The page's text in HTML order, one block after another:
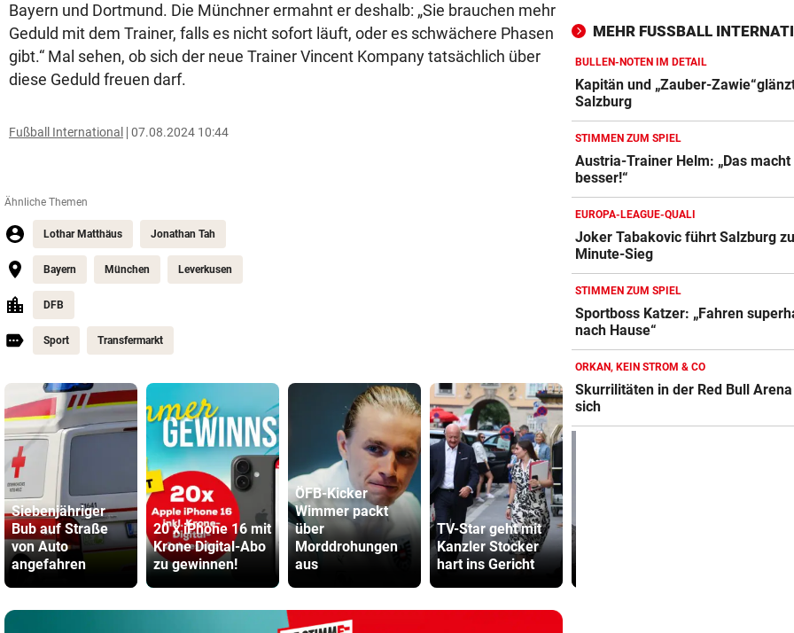
Bayern und Dortmund. Die Münchner ermahnt er deshalb: „Sie brauchen mehr
Geduld mit dem Trainer, falls es nicht sofort läuft, oder es schwächere Phasen
gibt.“ Mal sehen, ob sich der neue Trainer Vincent Kompany tatsächlich über
diese Geduld freuen darf.
Fußball International 07.08.2024 10:44
Ähnliche Themen
Lothar Matthäus Jonathan Tah
Bayern München Leverkusen
DFB
Sport Transfermarkt
Siebenjähriger
Bub auf Straße
von Auto
angefahren
20 x iPhone 16 mit
Krone Digital-Abo
zu gewinnen!
ÖFB-Kicker
Wimmer packt
über
Morddrohungen
aus
TV-Star geht mit
Kanzler Stocker
hart ins Gericht
MEHR FUSSBALL
BULLEN-NOTEN IM DETAIL
Kapitän und „Zauber-
Salzburg
STIMMEN ZUM SPIEL
Austria-Trainer Helm: „Das macht
besser!“
EUROPA-LEAGUE-QUALI
Joker Tabakovic führt Salzburg
Minute-Sieg
STIMMEN ZUM SPIEL
Sportboss Katzer: „Fahren
nach Hause“
ORKAN, KEIN STROM & CO
Skurrilitäten in der Red Bull
sich